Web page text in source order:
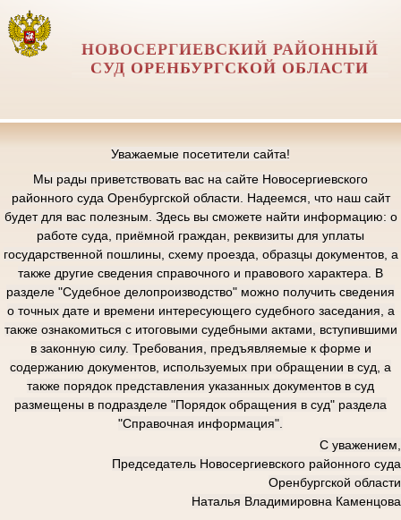
НОВОСЕРГИЕВСКИЙ РАЙОННЫЙ
СУД ОРЕНБУРГСКОЙ ОБЛАСТИ
Уважаемые посетители сайта!
Мы рады приветствовать вас на сайте Новосергиевского
районного суда Оренбургской области. Надеемся, что наш сайт
будет для вас полезным. Здесь вы сможете найти информацию: о
работе суда, приёмной граждан, реквизиты для уплаты
государственной пошлины, схему проезда, образцы документов, а
также другие сведения справочного и правового характера. В
разделе "Судебное делопроизводство" можно получить сведения
о точных дате и времени интересующего судебного заседания, а
также ознакомиться с итоговыми судебными актами, вступившими
в законную силу. Требования, предъявляемые к форме и
содержанию документов, используемых при обращении в суд, а
также порядок представления указанных документов в суд
размещены в подразделе "Порядок обращения в суд" раздела
"Справочная информация".
С уважением,
Председатель Новосергиевского районного суда
Оренбургской области
Наталья Владимировна Каменцова